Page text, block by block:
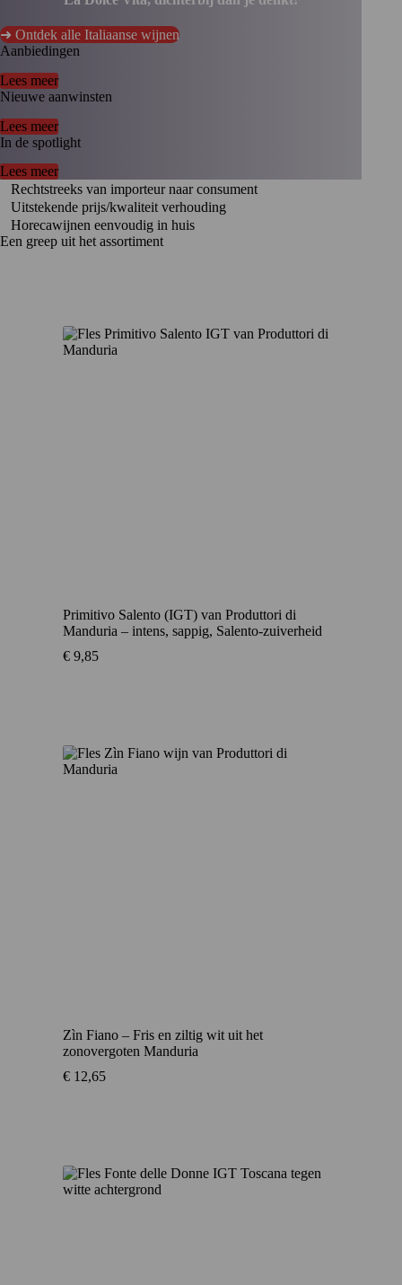
➜ Ontdek alle Italiaanse wijnen
Aanbiedingen
Lees meer
Nieuwe aanwinsten
Lees meer
In de spotlight
Lees meer
Rechtstreeks van importeur naar consument
Uitstekende prijs/kwaliteit verhouding
Horecawijnen eenvoudig in huis
Een greep uit het assortiment
Primitivo Salento (IGT) van Produttori di
Manduria – intens, sappig, Salento-zuiverheid
€ 9,85
Zìn Fiano – Fris en ziltig wit uit het
zonovergoten Manduria
€ 12,65